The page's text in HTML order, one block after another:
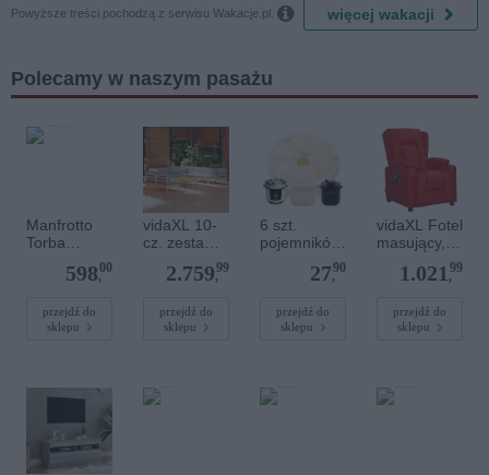
Powyższe treści pochodzą z serwisu Wakacje.pl.  więcej wakacji
Polecamy w naszym pasażu
Manfrotto
Torba
MNMBAG12
0PN na
cm
598,
00
przejdź do
sklepu
vidaXL 10-
cz. zestaw
wypoczynko
wy do
szare
poduszki,
2.759,
99
przejdź do
sklepu
6 szt.
pojemników
na jogurt do
COMBIVAR
COMBIVAR
U(R) EASY
27,
90
przejdź do
sklepu
vidaXL Fotel
masujący,
czerwień,
sztuczną
skórą
1.021 ,
99
przejdź do
sklepu